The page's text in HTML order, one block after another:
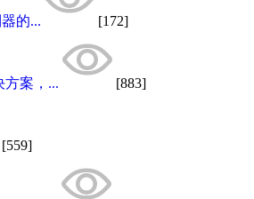
的... [172]
方案，... [883]
[559]